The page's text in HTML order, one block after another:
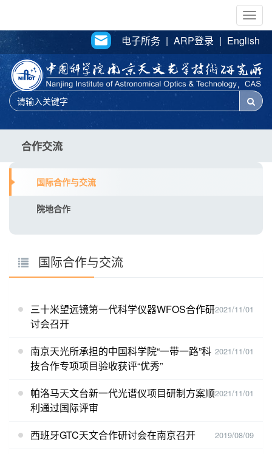
电子所务 | ARP登录 | English
合作交流
国际合作与交流
院地合作
国际合作与交流
2021/11/01
三十米望远镜第一代科学仪器WFOS合作研
讨会召开
2021/11/01
南京天光所承担的中国科学院“一带一路”科
技合作专项项目验收获评“优秀”
2021/11/01
帕洛马天文台新一代光谱仪项目研制方案顺
利通过国际评审
2019/08/09
西班牙GTC天文合作研讨会在南京召开